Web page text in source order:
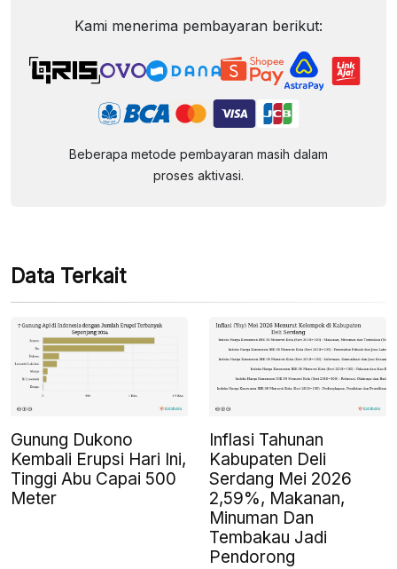
Kami menerima pembayaran berikut:
Beberapa metode pembayaran masih dalam
proses aktivasi.
Data Terkait
Gunung Dukono
Kembali Erupsi Hari Ini,
Tinggi Abu Capai 500
Meter
Inflasi Tahunan
Kabupaten Deli
Serdang Mei 2026
2,59%, Makanan,
Minuman Dan
Tembakau Jadi
Pendorong